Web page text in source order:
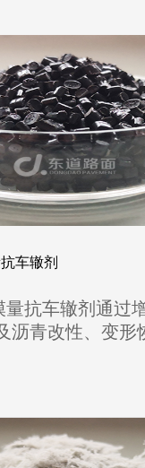
车辙剂
量抗车辙剂通过
沥青改性、变形